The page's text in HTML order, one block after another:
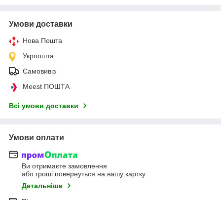
Умови доставки
Нова Пошта
Укрпошта
Самовивіз
Meest ПОШТА
Всі умови доставки
Умови оплати
Ви отримаєте замовлення
або гроші повернуться на вашу картку
Детальніше